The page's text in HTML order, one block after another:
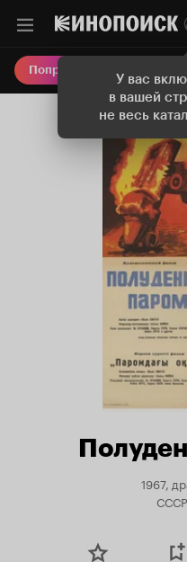
У вас
в вашей
не весь
Попробовать Плюс
1967,